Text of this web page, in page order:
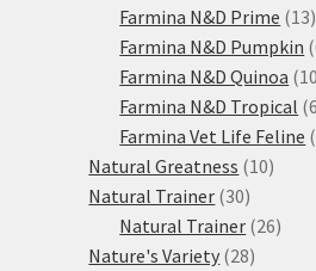
Farmina N&D Prime 1313
Farmina N&D Pumpkin
Farmina N&D Quinoa 10
Farmina N&D Tropical 6
Farmina Vet Life Feline
Natural Greatness 1010
Natural Trainer 3030
produktů
Natural Trainer 2626
Nature's Variety 2828